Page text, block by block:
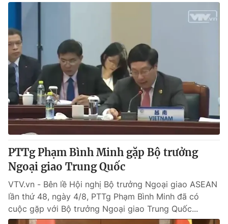
Thế giới
Tin tức
Thế giới đó đây
Câu chuyện quốc tế
Kinh tế
Tài chính
Thị trường
Góc doanh nghiệp
Dữ liệu và đời sống
Truyền hình
Phim VTV
Hậu trường
Nhân vật
Khán giả
Giải trí
Điện ảnh
Âm nhạc
Đời sống
Du lịch
PTTg Phạm Bình Minh gặp Bộ trưởng
Ngoại giao Trung Quốc
VTV.vn - Bên lề Hội nghị Bộ trưởng Ngoại giao ASEAN
lần thứ 48, ngày 4/8, PTTg Phạm Bình Minh đã có
cuộc gặp với Bộ trưởng Ngoại giao Trung Quốc...